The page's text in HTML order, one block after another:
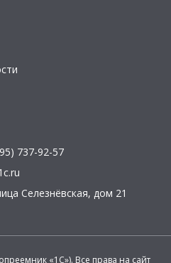
737-92-57
Селезнёвская, дом 21
«1С»). Все права на сайт